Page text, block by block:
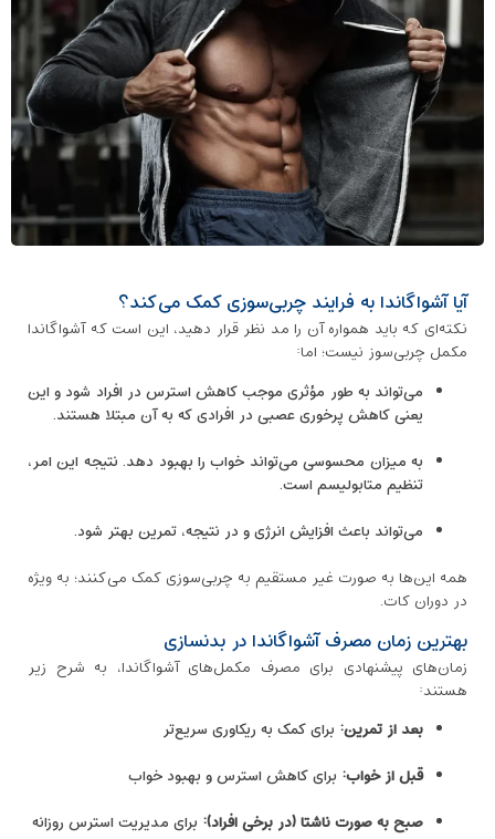
آیا آشواگاندا به فرایند چربی‌سوزی کمک می‌کند؟
نکته‌ای که باید همواره آن را مد نظر قرار دهید، این است که آشواگاندا
مکمل چربی‌سوز نیست؛ اما:
می‌تواند به طور مؤثری موجب کاهش استرس در افراد شود و این
یعنی کاهش پرخوری عصبی در افرادی که به آن مبتلا هستند.
به میزان محسوسی می‌تواند خواب را بهبود دهد. نتیجه این امر،
تنظیم متابولیسم است.
می‌تواند باعث افزایش انرژی و در نتیجه، تمرین بهتر شود.
همه این‌ها به ‌صورت غیر مستقیم به چربی‌سوزی کمک می‌کنند؛ به ویژه
در دوران کات.
بهترین زمان مصرف آشواگاندا در بدنسازی
زمان‌های پیشنهادی برای مصرف مکمل‌های آشواگاندا، به شرح زیر
هستند:
بعد از تمرین: برای کمک به ریکاوری سریع‌تر
قبل از خواب: برای کاهش استرس و بهبود خواب
صبح به صورت ناشتا (در برخی افراد): برای مدیریت استرس روزانه